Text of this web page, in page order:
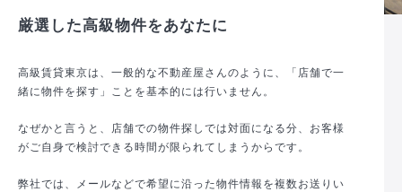
厳選した高級物件をあなたに
高級賃貸東京は、一般的な不動産屋さんのように、「店舗で一
緒に物件を探す」ことを基本的には行いません。
なぜかと言うと、店舗での物件探しでは対面になる分、お客様
がご自身で検討できる時間が限られてしまうからです。
弊社では、メールなどで希望に沿った物件情報を複数お送りい